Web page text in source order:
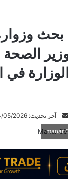
بحث
في
ت
ب
ع
ع
ل
س
ل
ر
آخر تحديث: 14/05/2026